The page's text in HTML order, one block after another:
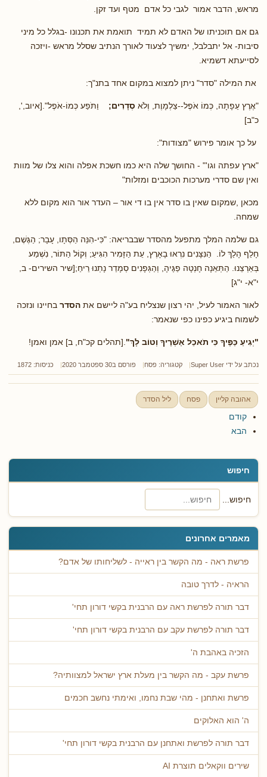
חיפוש
חיפוש...
מאמרים אחרונים
פרשת ראה - מה הקשר בין ראייה - לשליחותו של אדם?
הראיה - לדרך טובה
דבר תורה לפרשת ראה עם הרבנית בקשי דורון תחי'
דבר תורה לפרשת עקב עם הרבנית בקשי דורון תחי'
הזכיה באהבת ה'
פרשת עקב - מה הקשר בין מעלת ארץ ישראל למצוותיה?
פרשת ואתחנן - מהי שבת נחמו, ואימתי נחשב חכמים
ה' הוא האלוקים
דבר תורה לפרשת ואתחנן עם הרבנית בקשי דורון תחי'
שירים ווקאלים תוצרת AI
מראש, הדבר אמור לגבי כל אדם מטף ועד זקן.
גם אם תוכניתו של האדם לא תמיד תואמת את תכנונו -בגלל כל מיני
סיבות- אל יתבלבל, ימשיך לצעוד לאורך הנתיב שסלל מראש -ויזכה
לסייעתא דשמיא.
את המילה "סדר" ניתן למצוא במקום אחד בתנ"ך:
"אֶרֶץ עֵפָתָה, כְּמוֹ אֹפֶל--צַלְמָוֶת, וְלֹא סְדָרִים; וַתֹּפַע כְּמוֹ-אֹפֶל".[איוב,',
כ"ב]
על כך אומר פירוש "מצודות":
"ארץ עפתה וגו'" - החושך שלה היא כמו חשכת אפלה והוא צלו של מוות
ואין שם סדרי מערכות הכוכבים ומזלות"
מכאן ,שמקום שאין בו סדר אין בו די אור – העדר אור הוא מקום ללא
שמחה.
גם שלמה המלך מתפעל מהסדר שבבריאה: "כִּי-הִנֵּה הַסְּתָו, עָבָר; הַגֶּשֶׁם,
חָלַף הָלַךְ לוֹ. הַנִּצָּנִים נִרְאוּ בָאָרֶץ, עֵת הַזָּמִיר הִגִּיעַ; וְקוֹל הַתּוֹר, נִשְׁמַע
בְּאַרְצֵנוּ. הַתְּאֵנָה חָנְטָה פַגֶּיהָ, וְהַגְּפָנִים סְמָדַר נָתְנוּ רֵיחַ;[שיר השירים- ב,
י"א- י"ג]
לאור האמור לעיל, יהי רצון שנצליח בע"ה ליישם את הסדר בחיינו ונזכה
לשמוח ביגיע כפינו כפי שנאמר:
"יְגִיעַ כַּפֶּיךָ כִּי תֹאכֵל אַשְׁרֶיךָ וְטוֹב לָךְ" .[תהלים קכ"ח, ב] אמן ואמן!
נכתב על ידי Super User קטגוריה: פסח פורסם ב30 ספטמבר 2020 כניסות: 1872
אהובה קליין פסח ליל הסדר
קודם
הבא